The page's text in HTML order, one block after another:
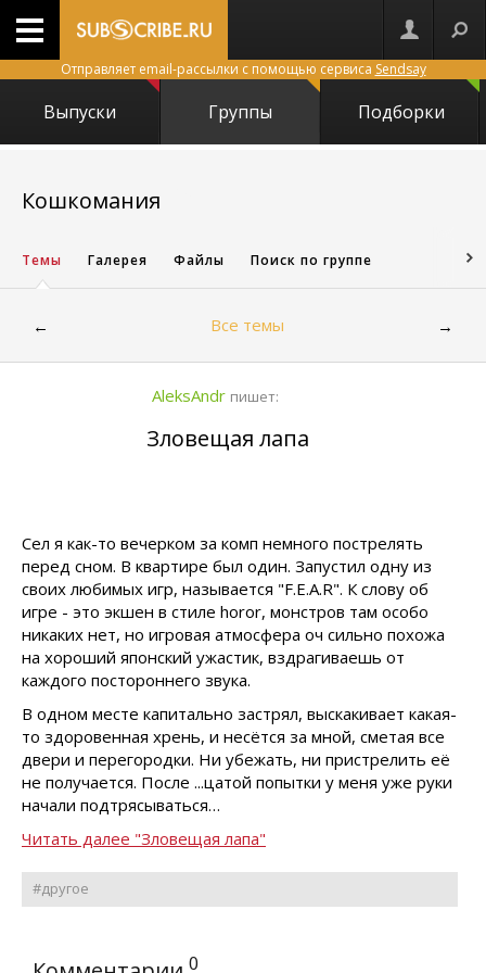
Отправляет email-рассылки с помощью сервиса Sendsay
Выпуски Группы Подборки
Кошкомания
Темы Галерея Файлы Поиск по группе
← Все темы →
AleksAndr пишет:
Зловещая лапа
Сел я как-то вечерком за комп немного пострелять
перед сном. В квартире был один. Запустил одну из
своих любимых игр, называется "F.E.A.R". К слову об
игре - это экшен в стиле horor, монстров там особо
никаких нет, но игровая атмосфера оч сильно похожа
на хороший японский ужастик, вздрагиваешь от
каждого постороннего звука.
В одном месте капитально застрял, выскакивает какая-
то здоровенная хрень, и несётся за мной, сметая все
двери и перегородки. Ни убежать, ни пристрелить её
не получается. После ...цатой попытки у меня уже руки
начали подтрясываться…
Читать далее "Зловещая лапа"
#другое
0